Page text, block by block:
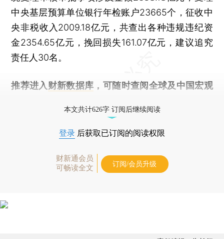
中央基层预算单位银行年检账户23665个，征收中
央非税收入2009.18亿元，共查出各种违规违纪资
金2354.65亿元，挽回损失161.07亿元，建议追究
责任人30名。
推荐进入 财新数据库 ，可随时查阅全球及中国宏观
本文共计626字 订阅后继续阅读
登录 后获取已订阅的阅读权限
财新通会员
可畅读全文
订阅/会员升级